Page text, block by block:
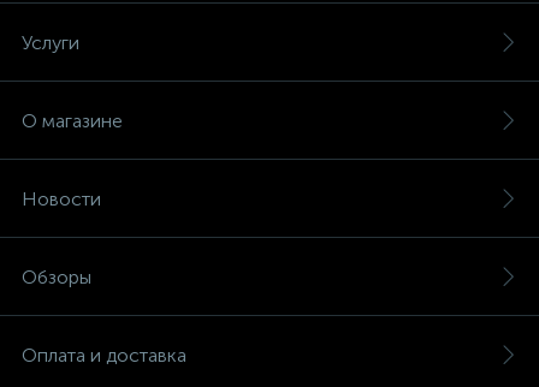
Услуги
О магазине
Новости
Обзоры
Оплата и доставка